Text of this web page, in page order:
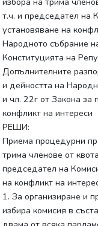
т.ч. и председател на
установяване на
Народното събрание
Конституцията на
Допълнителните
и дейността на
и чл. 22г от Закона за
конфликт на интереси
РЕШИ:
Приема процедурни
трима членове от
председател на
на конфликт на
1. За организиране и
избира комисия в